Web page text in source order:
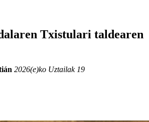
Txistulari taldearen
2026(e)ko Uztailak 19